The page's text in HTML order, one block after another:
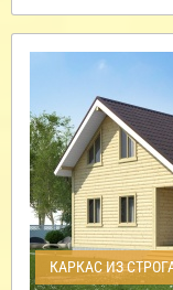
КАРКАС ИЗ